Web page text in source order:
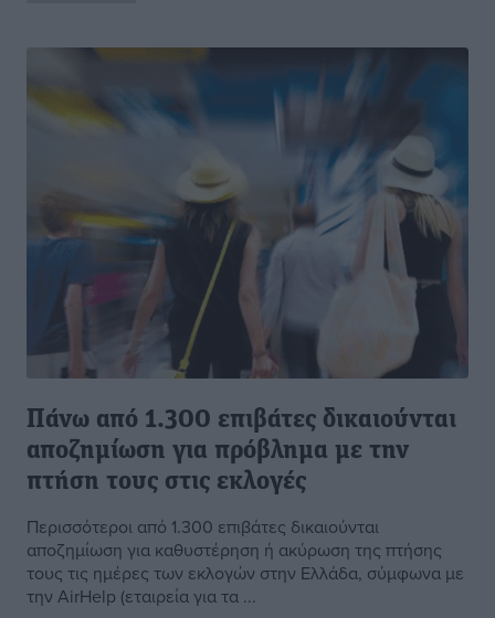
Πάνω από 1.300 επιβάτες δικαιούνται
αποζημίωση για πρόβλημα με την
πτήση τους στις εκλογές
Περισσότεροι από 1.300 επιβάτες δικαιούνται
αποζημίωση για καθυστέρηση ή ακύρωση της πτήσης
τους τις ημέρες των εκλογών στην Ελλάδα, σύμφωνα με
την AirHelp (εταιρεία για τα ...